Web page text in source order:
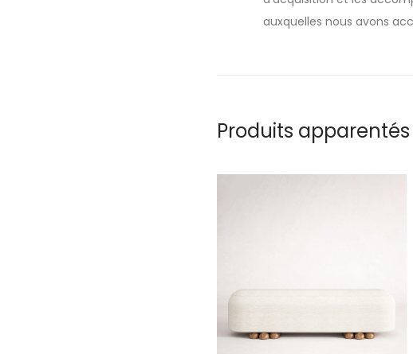
auxquelles nous avons
Produits apparentés